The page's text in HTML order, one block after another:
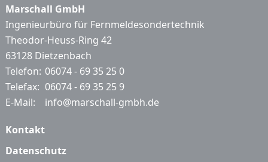
Marschall GmbH
Ingenieurbüro für Fernmeldesondertechnik
Theodor-Heuss-Ring 42
63128 Dietzenbach
Telefon: 06074 - 69 35 25 0
Telefax: 06074 - 69 35 25 9
E-Mail:
info@marschall-gmbh.de
Kontakt
Datenschutz